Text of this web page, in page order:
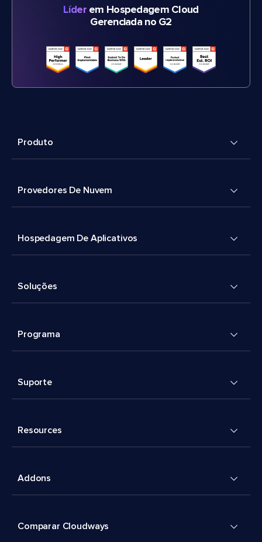
Líderem Hospedagem Cloud
Gerenciada no G2
Produto
Provedores De Nuvem
Hospedagem De Aplicativos
Soluções
Programa
Suporte
Resources
Addons
Comparar Cloudways